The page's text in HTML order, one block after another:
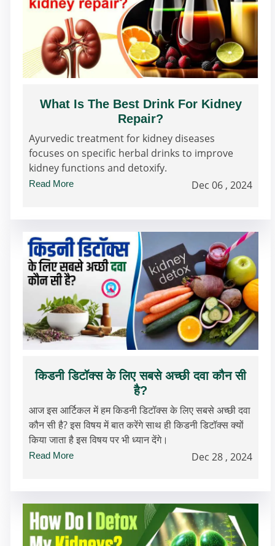
What Is The Best Drink For Kidney
Repair?
Ayurvedic treatment for kidney diseases
focuses on specific herbal drinks to improve
kidney functions and detoxify.
Read More Dec 06 , 2024
किडनी डिटॉक्स के लिए सबसे अच्छी दवा कौन सी
है?
आज इस आर्टिकल में हम किडनी डिटॉक्स के लिए सबसे अच्छी दवा
कौन सी है? इस विषय में बात करेंगे साथ ही किडनी डिटॉक्स क्यों
किया जाता है इस विषय पर भी ध्यान देंगे।
Read More Dec 28 , 2024